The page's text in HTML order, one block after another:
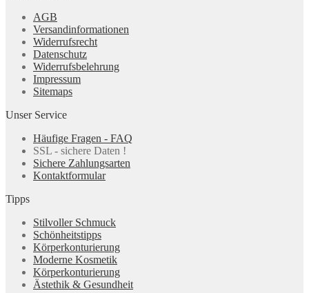
AGB
Versandinformationen
Widerrufsrecht
Datenschutz
Widerrufsbelehrung
Impressum
Sitemaps
Unser Service
Häufige Fragen - FAQ
SSL - sichere Daten !
Sichere Zahlungsarten
Kontaktformular
Tipps
Stilvoller Schmuck
Schönheitstipps
Körperkonturierung
Moderne Kosmetik
Körperkonturierung
Ästethik & Gesundheit